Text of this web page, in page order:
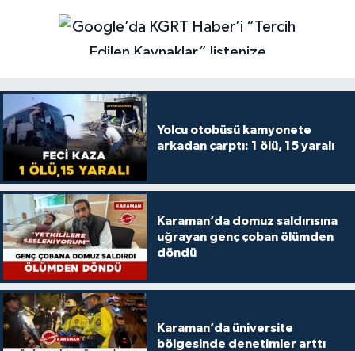
Yolcu otobüsü kamyonete
arkadan çarptı: 1 ölü, 15 yaralı
Karaman’da domuz saldırısına
uğrayan genç çoban ölümden
döndü
Karaman’da üniversite
bölgesinde denetimler arttı